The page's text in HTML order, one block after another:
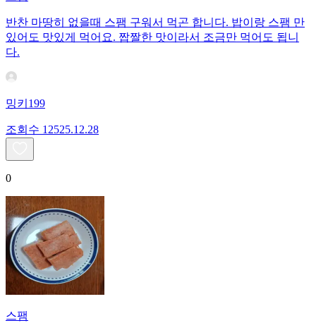
반찬 마땅히 없을때 스팸 구워서 먹곤 합니다. 밥이랑 스팸 만
있어도 맛있게 먹어요. 짭짤한 맛이라서 조금만 먹어도 됩니
다.
밍키199
조회수 12525.12.28
0
스팸